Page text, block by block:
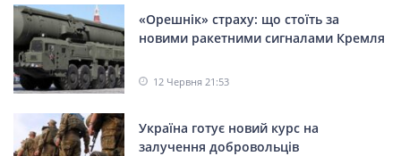
«Орешнік» страху: що стоїть за
новими ракетними сигналами Кремля
12 Червня 21:53
Україна готує новий курс на
залучення добровольців